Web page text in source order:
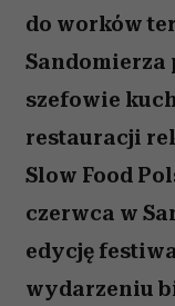
do worków
Sandomierza
szefowie
restauracji
Slow Food
czerwca w
edycję
wydarzeniu